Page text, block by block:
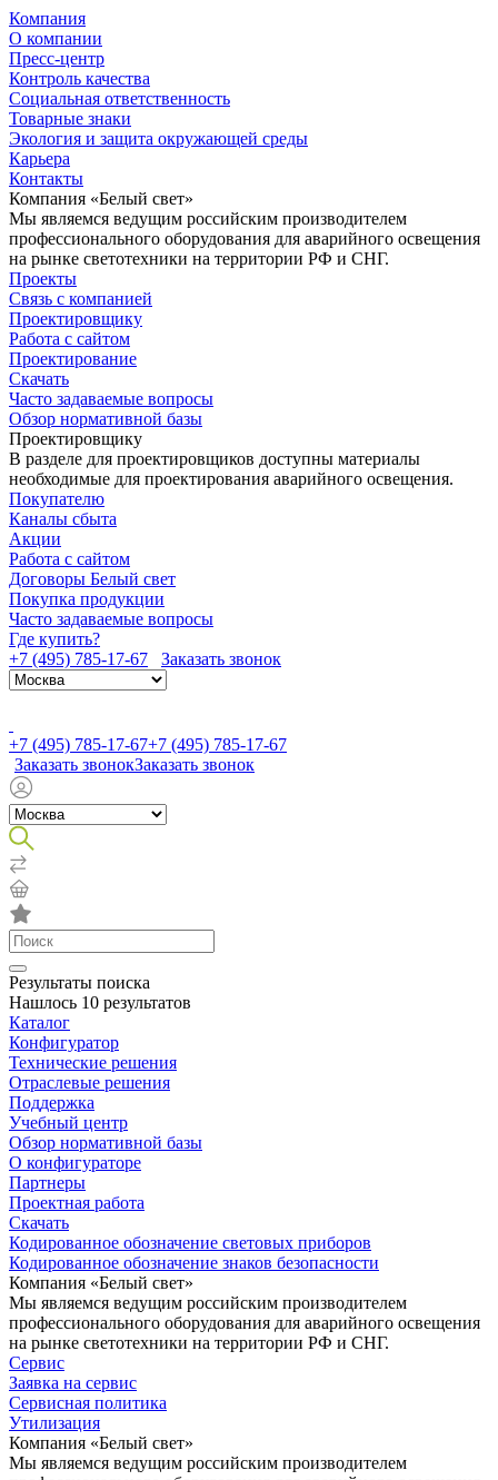
Компания
О компании
Пресс-центр
Контроль качества
Социальная ответственность
Товарные знаки
Экология и защита окружающей среды
Карьера
Контакты
Компания «Белый свет»
Мы являемся ведущим российским производителем
профессионального оборудования для аварийного освещения
на рынке светотехники на территории РФ и СНГ.
Проекты
Связь с компанией
Проектировщику
Работа с сайтом
Проектирование
Скачать
Часто задаваемые вопросы
Обзор нормативной базы
Проектировщику
В разделе для проектировщиков доступны материалы
необходимые для проектирования аварийного освещения.
Покупателю
Каналы сбыта
Акции
Работа с сайтом
Договоры Белый свет
Покупка продукции
Часто задаваемые вопросы
Где купить?
+7 (495) 785-17-67
Заказать звонок
+7 (495) 785-17-67+7 (495) 785-17-67
Заказать звонокЗаказать звонок
Результаты поиска
Нашлось 10 результатов
Каталог
Конфигуратор
Технические решения
Отраслевые решения
Поддержка
Учебный центр
Обзор нормативной базы
О конфигураторе
Партнеры
Проектная работа
Скачать
Кодированное обозначение световых приборов
Кодированное обозначение знаков безопасности
Компания «Белый свет»
Мы являемся ведущим российским производителем
профессионального оборудования для аварийного освещения
на рынке светотехники на территории РФ и СНГ.
Сервис
Заявка на сервис
Сервисная политика
Утилизация
Компания «Белый свет»
Мы являемся ведущим российским производителем